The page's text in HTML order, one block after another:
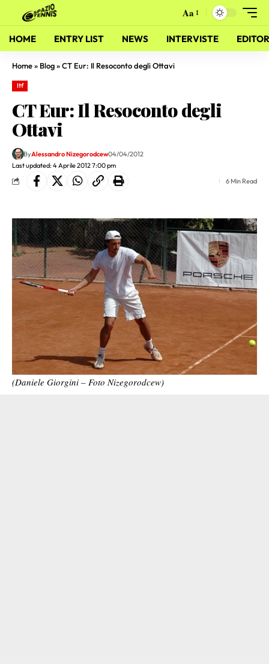
Aa
HOME ENTRY LIST NEWS INTERVISTE
Home» Blog»CT Eur: Il Resoconto degli Ottavi
Itf
CT Eur: Il Resoconto degli
Ottavi
Last updated: 4 Aprile 2012 7:00 pm
ByAlessandro Nizegorodcew04/04/2012
6 Min Read
(Daniele Giorgini – Foto Nizegorodcew)